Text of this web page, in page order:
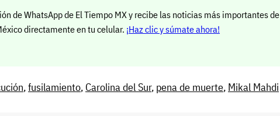
de WhatsApp de El Tiempo MX y recibe las noticias más importantes de
directamente en tu celular. ¡Haz clic y súmate ahora!
,fusilamiento, Carolina del Sur, pena de muerte, Mikal Mahdi